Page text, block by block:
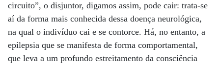
circuito”, o disjuntor, digamos assim, pode cair: trata-se
aí da forma mais conhecida dessa doença neurológica,
na qual o indivíduo cai e se contorce. Há, no entanto, a
epilepsia que se manifesta de forma comportamental,
que leva a um profundo estreitamento da consciência